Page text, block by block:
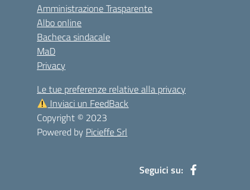
Amministrazione Trasparente
Albo online
Bacheca sindacale
MaD
Privacy
Le tue preferenze relative alla privacy
Inviaci un FeedBack
Copyright © 2023
Powered by Picieffe Srl
Seguici su: